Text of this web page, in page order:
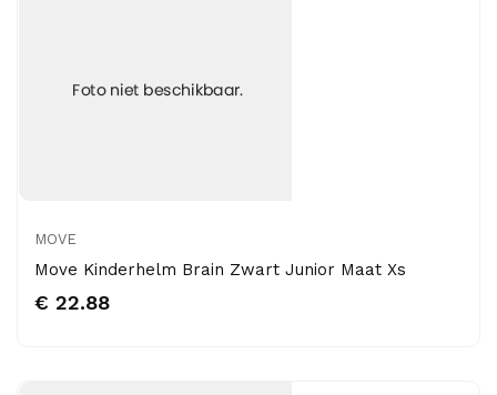
MOVE
Move Kinderhelm Brain Zwart Junior Maat Xs
€ 22.88